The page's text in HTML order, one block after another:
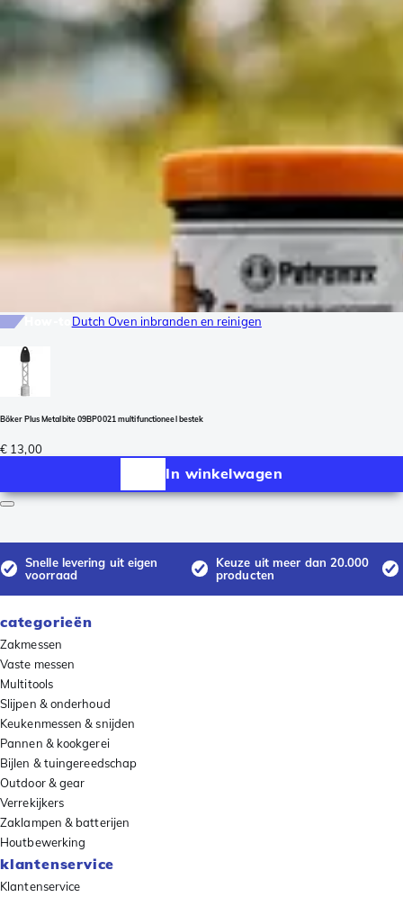
Dutch Oven inbranden en reinigen
Böker Plus Metalbite 09BP0021 multifunctioneel bestek
€ 13,00
In winkelwagen
Snelle levering uit eigen
voorraad
Keuze uit meer dan 20.000
producten
categorieën
Zakmessen
Vaste messen
Multitools
Slijpen & onderhoud
Keukenmessen & snijden
Pannen & kookgerei
Bijlen & tuingereedschap
Outdoor & gear
Verrekijkers
Zaklampen & batterijen
Houtbewerking
klantenservice
Klantenservice